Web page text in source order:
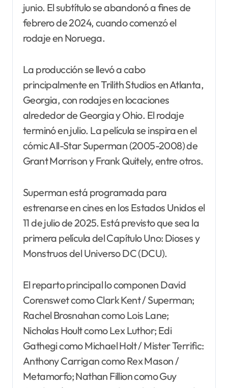
junio. El subtítulo se abandonó a fines de
febrero de 2024, cuando comenzó el
rodaje en Noruega.
La producción se llevó a cabo
principalmente en Trilith Studios en Atlanta,
Georgia, con rodajes en locaciones
alrededor de Georgia y Ohio. El rodaje
terminó en julio. La película se inspira en el
cómic All-Star Superman (2005-2008) de
Grant Morrison y Frank Quitely, entre otros.
Superman está programada para
estrenarse en cines en los Estados Unidos el
11 de julio de 2025. Está previsto que sea la
primera película del Capítulo Uno: Dioses y
Monstruos del Universo DC (DCU).
El reparto principal lo componen David
Corenswet como Clark Kent / Superman;
Rachel Brosnahan como Lois Lane;
Nicholas Hoult como Lex Luthor; Edi
Gathegi como Michael Holt / Mister Terrific:
Anthony Carrigan como Rex Mason /
Metamorfo; Nathan Fillion como Guy